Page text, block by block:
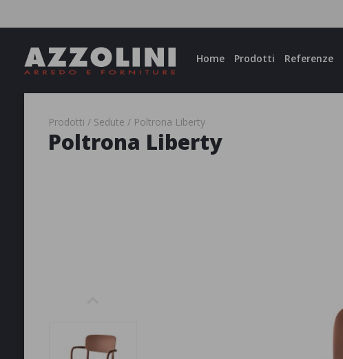
Home Prodotti Referenze
Prodotti Sedute Poltrona Liberty
Poltrona Liberty